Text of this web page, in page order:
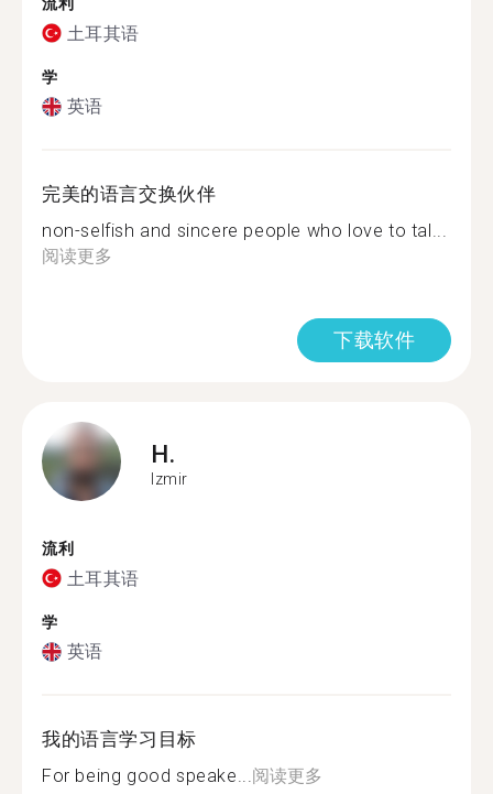
流利
土耳其语
学
英语
完美的语言交换伙伴
non-selfish and sincere people who love to tal...
阅读更多
下载软件
H.
Izmir
流利
土耳其语
学
英语
我的语言学习目标
For being good speake...阅读更多